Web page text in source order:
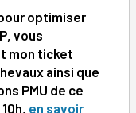
optimiser
vous
mon ticket
ainsi que
PMU de ce
en savoir